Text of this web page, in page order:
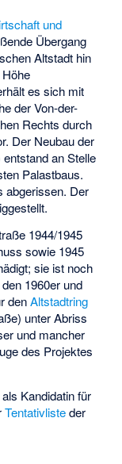
und
Übergang
Altstadt hin
es sich mit
der Von-der-
Rechts durch
Der Neubau der
an Stelle
Palastbaus.
abgerissen. Der
1944/1945
sowie 1945
sie ist noch
1960er und
denAltstadtring
unter Abriss
und mancher
des Projektes
Kandidatin für
Tentativlisteder